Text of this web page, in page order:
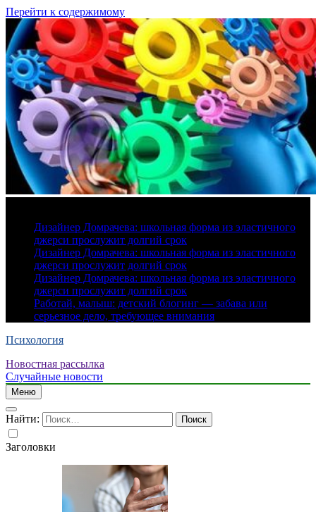
Перейти к содержимому
Дизайнер Домрачева: школьная форма из эластичного
джерси прослужит долгий срок
Дизайнер Домрачева: школьная форма из эластичного
джерси прослужит долгий срок
Дизайнер Домрачева: школьная форма из эластичного
джерси прослужит долгий срок
Работай, малыш: детский блогинг — забава или
серьезное дело, требующее внимания
Психология
Новостная рассылка
Случайные новости
Меню
Найти:
Заголовки